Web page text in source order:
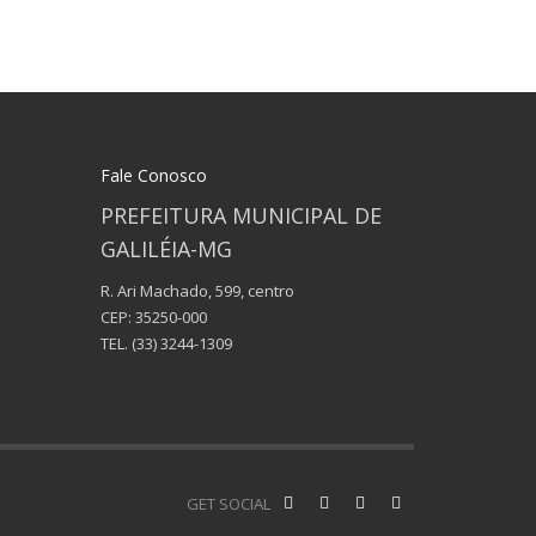
Fale Conosco
PREFEITURA MUNICIPAL DE
GALILÉIA-MG
R. Ari Machado, 599, centro
CEP: 35250-000
TEL. (33) 3244-1309
GET SOCIAL